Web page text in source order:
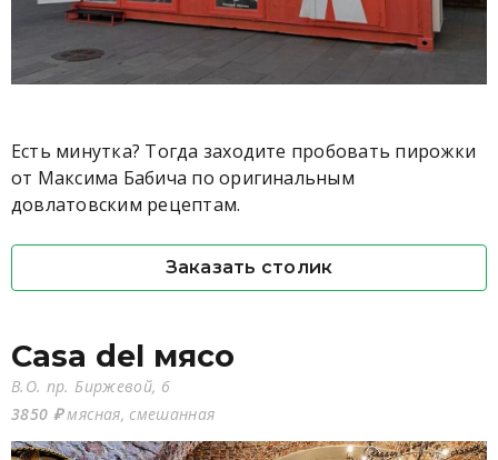
Есть минутка? Тогда заходите пробовать пирожки
от Максима Бабича по оригинальным
довлатовским рецептам.
Заказать столик
Casa del мясо
В.О. пр. Биржевой, 6
3850 ₽мясная, смешанная